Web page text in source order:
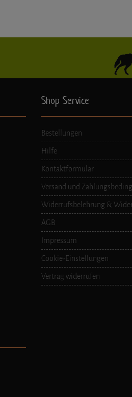
Shop Service
Bestellungen
Hilfe
Kontaktformular
Versand und
Widerrufsbelehrung &
AGB
Impressum
Cookie-Einstellungen
Vertrag widerrufen